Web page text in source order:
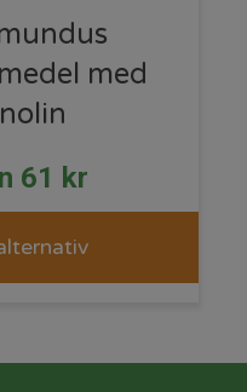
med
61 kr